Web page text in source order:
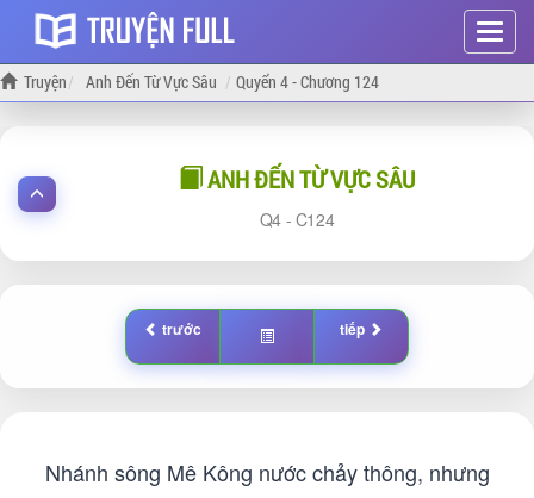
Hiện
menu
Truyện Anh Đến Từ Vực Sâu Quyển 4 - Chương 124
ANH ĐẾN TỪ VỰC SÂU
4 - 124
trước tiếp
Nhánh sông Mê Kông nước chảy thông, nhưng